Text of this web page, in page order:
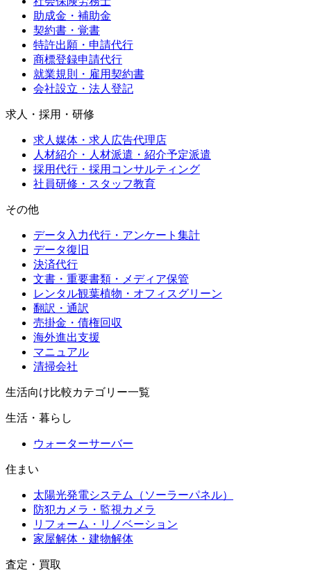
助成金・補助金
契約書・覚書
特許出願・申請代行
商標登録申請代行
就業規則・雇用契約書
会社設立・法人登記
求人・採用・研修
求人媒体・求人広告代理店
人材紹介・人材派遣・紹介予定派遣
採用代行・採用コンサルティング
社員研修・スタッフ教育
その他
データ入力代行・アンケート集計
データ復旧
決済代行
文書・重要書類・メディア保管
レンタル観葉植物・オフィスグリーン
翻訳・通訳
売掛金・債権回収
海外進出支援
マニュアル
清掃会社
生活向け比較カテゴリー一覧
生活・暮らし
ウォーターサーバー
住まい
太陽光発電システム（ソーラーパネル）
防犯カメラ・監視カメラ
リフォーム・リノベーション
家屋解体・建物解体
査定・買取